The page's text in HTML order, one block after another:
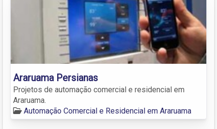
Araruama Persianas
Projetos de automação comercial e residencial em
Araruama.
Automação Comercial e Residencial em Araruama